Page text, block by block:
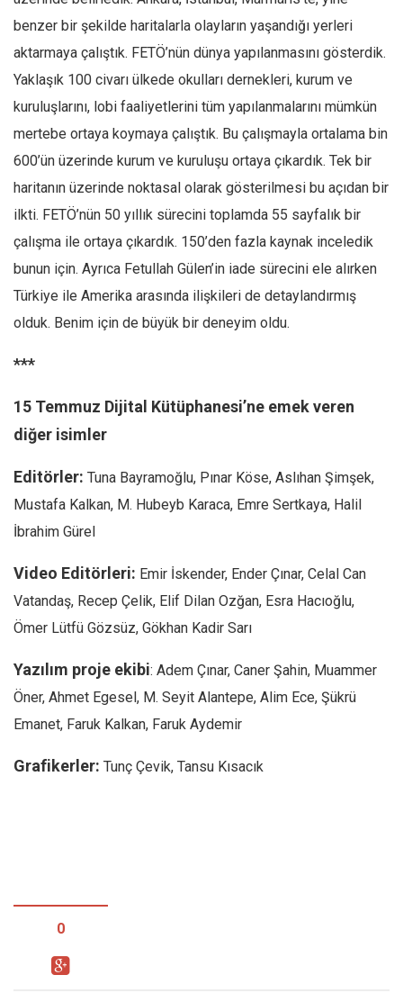
benzer bir şekilde haritalarla olayların yaşandığı yerleri
aktarmaya çalıştık. FETÖ’nün dünya yapılanmasını gösterdik.
Yaklaşık 100 civarı ülkede okulları dernekleri, kurum ve
kuruluşlarını, lobi faaliyetlerini tüm yapılanmalarını mümkün
mertebe ortaya koymaya çalıştık. Bu çalışmayla ortalama bin
600’ün üzerinde kurum ve kuruluşu ortaya çıkardık. Tek bir
haritanın üzerinde noktasal olarak gösterilmesi bu açıdan bir
ilkti. FETÖ’nün 50 yıllık sürecini toplamda 55 sayfalık bir
çalışma ile ortaya çıkardık. 150’den fazla kaynak inceledik
bunun için. Ayrıca Fetullah Gülen’in iade sürecini ele alırken
Türkiye ile Amerika arasında ilişkileri de detaylandırmış
olduk. Benim için de büyük bir deneyim oldu.
***
15 Temmuz Dijital Kütüphanesi’ne emek veren
diğer isimler
Editörler: Tuna Bayramoğlu, Pınar Köse, Aslıhan Şimşek,
Mustafa Kalkan, M. Hubeyb Karaca, Emre Sertkaya, Halil
İbrahim Gürel
Video Editörleri: Emir İskender, Ender Çınar, Celal Can
Vatandaş, Recep Çelik, Elif Dilan Ozğan, Esra Hacıoğlu,
Ömer Lütfü Gözsüz, Gökhan Kadir Sarı
Yazılım proje ekibi: Adem Çınar, Caner Şahin, Muammer
Öner, Ahmet Egesel, M. Seyit Alantepe, Alim Ece, Şükrü
Emanet, Faruk Kalkan, Faruk Aydemir
Grafikerler: Tunç Çevik, Tansu Kısacık
0